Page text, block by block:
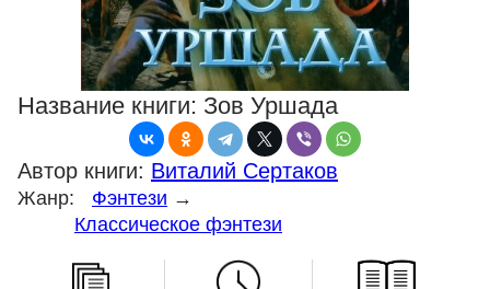
Название книги: Зов Уршада
Автор книги: Виталий Сертаков
Жанр: Фэнтези →
Классическое фэнтези